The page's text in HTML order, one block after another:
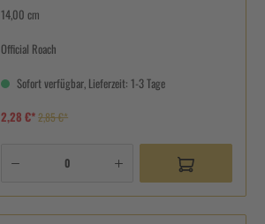
14,00 cm
Official Roach
Sofort verfügbar, Lieferzeit: 1-3 Tage
2,28 €*2,85 €*